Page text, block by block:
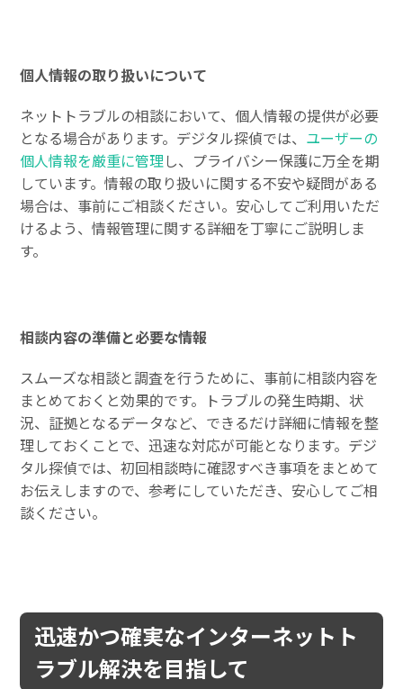
個人情報の取り扱いについて
ネットトラブルの相談において、個人情報の提供が必要
となる場合があります。デジタル探偵では、 ユーザーの
個人情報を厳重に管理し、プライバシー保護に万全を期
しています。情報の取り扱いに関する不安や疑問がある
場合は、事前にご相談ください。安心してご利用いただ
けるよう、情報管理に関する詳細を丁寧にご説明しま
す。
相談内容の準備と必要な情報
スムーズな相談と調査を行うために、事前に相談内容を
まとめておくと効果的です。トラブルの発生時期、状
況、証拠となるデータなど、できるだけ詳細に情報を整
理しておくことで、迅速な対応が可能となります。デジ
タル探偵では、初回相談時に確認すべき事項をまとめて
お伝えしますので、参考にしていただき、安心してご相
談ください。
迅速かつ確実なインターネットト
ラブル解決を目指して